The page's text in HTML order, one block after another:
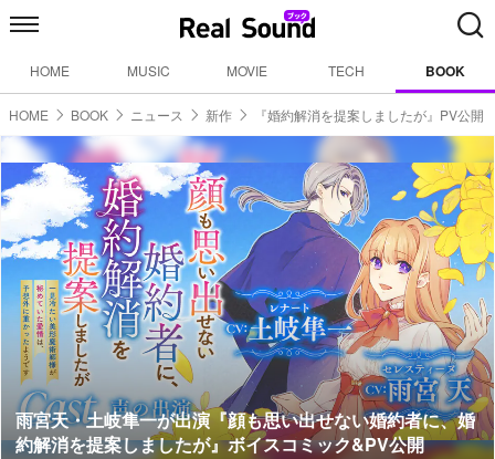
HOME MUSIC MOVIE TECH BOOK
HOME BOOK ニュース 新作 『婚約解消を提案しましたが』PV公開
雨宮天・土岐隼一が出演『顔も思い出せない婚約者に、婚
約解消を提案しましたが』ボイスコミック&PV公開